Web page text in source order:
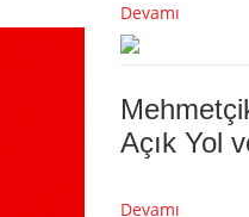
Devamı
Açık Yol
Devamı